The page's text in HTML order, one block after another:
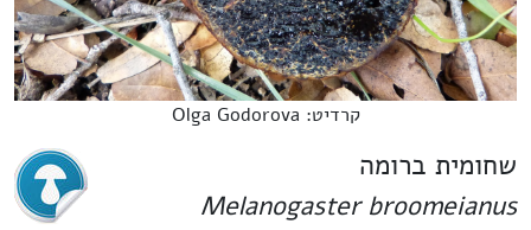
קרדיט: Olga Godorova
שחומית ברומה
Melanogaster broomeianus